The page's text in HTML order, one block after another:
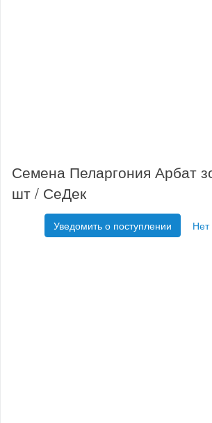
Семена Пеларгония Арбат
шт / СеДек
Уведомить о поступлении Нет